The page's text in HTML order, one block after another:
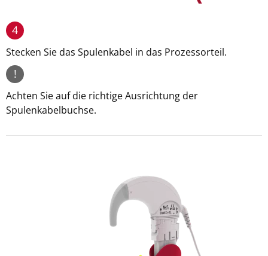
4
Stecken Sie das Spulenkabel in das Prozessorteil.
!
Achten Sie auf die richtige Ausrichtung der
Spulenkabelbuchse.